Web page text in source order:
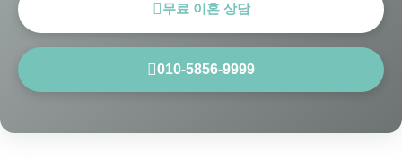
무료 이혼 상담
010-5856-9999